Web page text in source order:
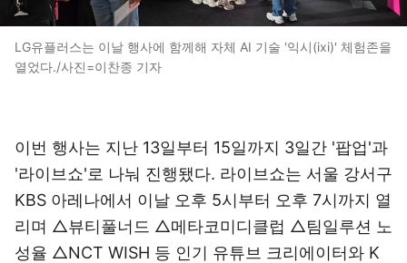
LG유플러스는 이날 행사에 함께해 자체 AI 기술 '익시(ixi)' 체험존을
열었다./사진=이찬종 기자
이번 행사는 지난 13일부터 15일까지 3일간 '팝업'과
'라이브쇼'로 나눠 진행됐다. 라이브쇼는 서울 강서구
KBS 아레나에서 이날 오후 5시부터 오후 7시까지 열
리며 △뷰티풀너드 △메타코미디클럽 △팀일루션 노
성율 △NCT WISH 등 인기 유튜브 크리에이터와 K